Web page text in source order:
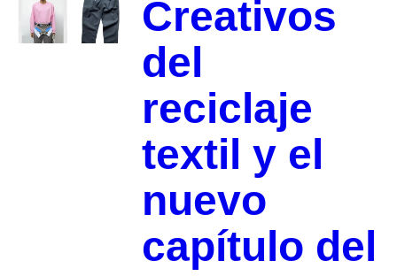
Creativos
del
reciclaje
textil y el
nuevo
capítulo del